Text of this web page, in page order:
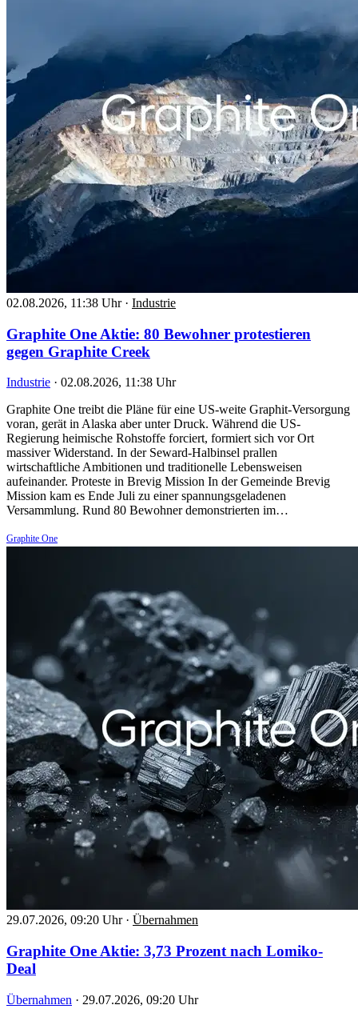
02.08.2026, 11:38 Uhr · Industrie
Graphite One Aktie: 80 Bewohner protestieren
gegen Graphite Creek
Industrie · 02.08.2026, 11:38 Uhr
Graphite One treibt die Pläne für eine US-weite Graphit-Versorgung
voran, gerät in Alaska aber unter Druck. Während die US-
Regierung heimische Rohstoffe forciert, formiert sich vor Ort
massiver Widerstand. In der Seward-Halbinsel prallen
wirtschaftliche Ambitionen und traditionelle Lebensweisen
aufeinander. Proteste in Brevig Mission In der Gemeinde Brevig
Mission kam es Ende Juli zu einer spannungsgeladenen
Versammlung. Rund 80 Bewohner demonstrierten im…
Graphite One
29.07.2026, 09:20 Uhr · Übernahmen
Graphite One Aktie: 3,73 Prozent nach Lomiko-
Deal
Übernahmen · 29.07.2026, 09:20 Uhr